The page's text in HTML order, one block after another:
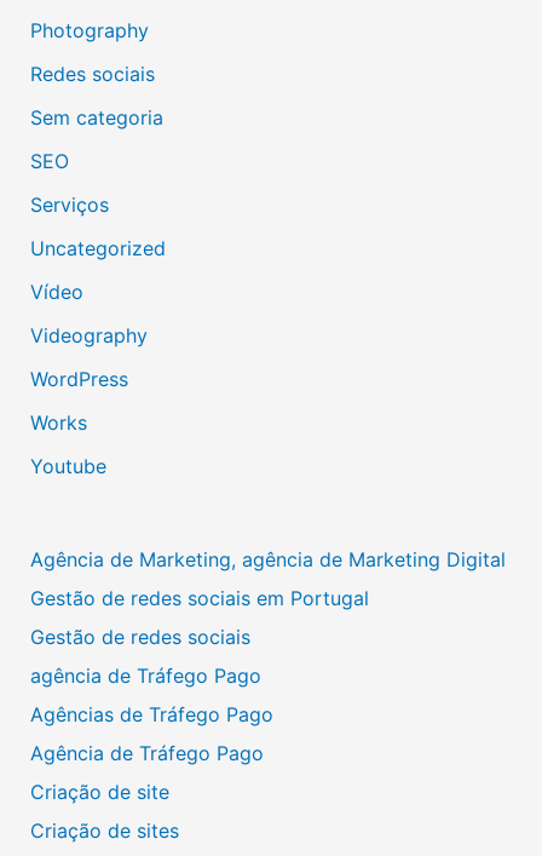
Photography
Redes sociais
Sem categoria
SEO
Serviços
Uncategorized
Vídeo
Videography
WordPress
Works
Youtube
Agência de Marketing, agência de Marketing Digital
Gestão de redes sociais em Portugal
Gestão de redes sociais
agência de Tráfego Pago
Agências de Tráfego Pago
Agência de Tráfego Pago
Criação de site
Criação de sites